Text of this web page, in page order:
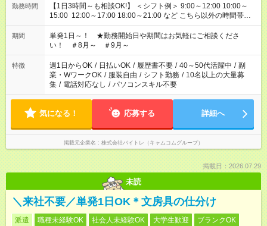
勤務時間
【1日3時間～も相談OK!】 ＜シフト例＞ 9:00～12:00 10:00～
15:00 12:00～17:00 18:00～21:00 など こちら以外の時間帯も
お気軽にご相談ください！
期間
単発1日～！ ★勤務開始日や期間はお気軽にご相談くださ
い！ ＃8月～ ＃9月～
特徴 週1日からOK / 日払いOK / 履歴書不要 / 40～50代活躍中 / 副
業・WワークOK / 服装自由 / シフト勤務 / 10名以上の大量募
集 / 電話対応なし / パソコンスキル不要
気になる！ 応募する 詳細へ
掲載元企業名 株式会社バイトレ（キャムコムグループ）
掲載日：2026.07.29
未読
＼来社不要／単発1日OK＊文房具の仕分け
派遣 職種未経験OK 社会人未経験OK 大学生歓迎
ブランクOK